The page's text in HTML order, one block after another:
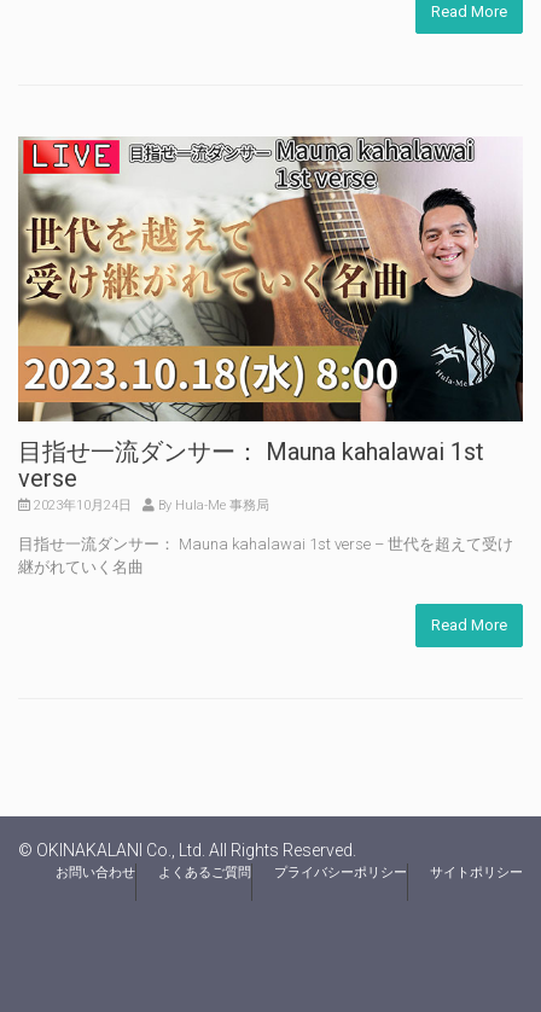
Read More
目指せ一流ダンサー： Mauna kahalawai 1st
verse
2023年10月24日 By Hula-Me 事務局
目指せ一流ダンサー： Mauna kahalawai 1st verse – 世代を超えて受け
継がれていく名曲
Read More
© OKINAKALANI Co., Ltd. All Rights Reserved.
お問い合わせ よくあるご質問 プライバシーポリシー サイトポリシー